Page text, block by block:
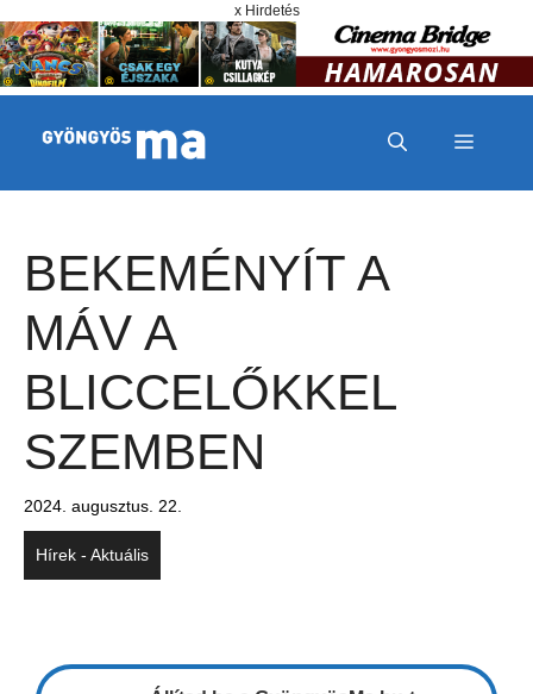
x Hirdetés
MENÜ
BEKEMÉNYÍT A
MÁV A
BLICCELŐKKEL
SZEMBEN
2024. augusztus. 22.
Hírek - Aktuális